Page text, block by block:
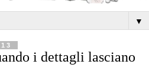
▼
i dettagli lasciano